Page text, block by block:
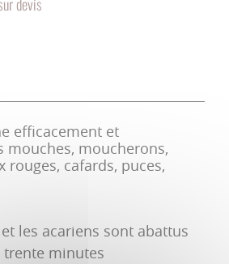
devis
efficacement et
mouches, moucherons,
rouges, cafards, puces,
les acariens sont abattus
minutes